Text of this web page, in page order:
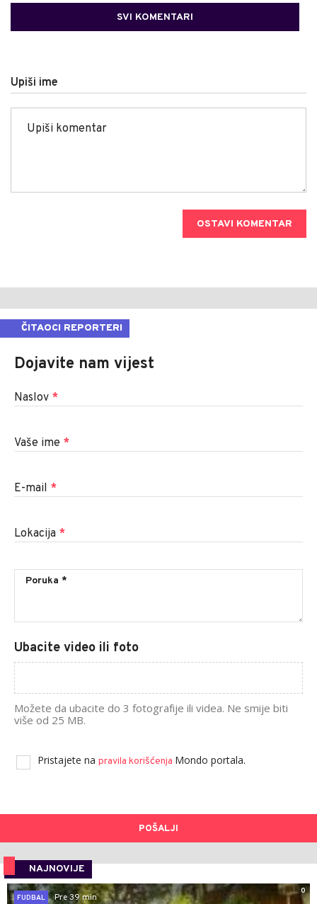
SVI KOMENTARI
Upiši ime
OSTAVI KOMENTAR
ČITAOCI REPORTERI
Dojavite nam vijest
Naslov *
Vaše ime *
E-mail *
Lokacija *
Ubacite video ili foto
Možete da ubacite do 3 fotografije ili videa. Ne smije biti
više od 25 MB.
Pristajete na pravila korišćenja Mondo portala.
POŠALJI
NAJNOVIJE
0
FUDBAL
Pre 39 min